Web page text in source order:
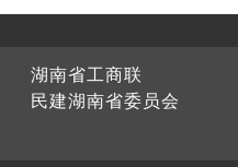
湖南省工商联
民建湖南省委员会